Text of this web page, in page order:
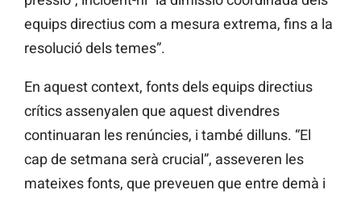
equips directius com a mesura extrema, fins a la
resolució dels temes”.
En aquest context, fonts dels equips directius
crítics assenyalen que aquest divendres
continuaran les renúncies, i també dilluns. “El
cap de setmana serà crucial”, asseveren les
mateixes fonts, que preveuen que entre demà i